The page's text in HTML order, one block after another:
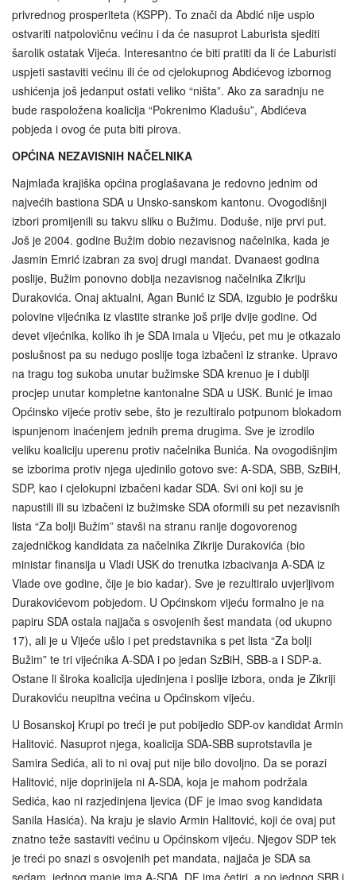
privrednog prosperiteta (KSPP). To znači da Abdić nije uspio
ostvariti natpolovičnu većinu i da će nasuprot Laburista sjediti
šarolik ostatak Vijeća. Interesantno će biti pratiti da li će Laburisti
uspjeti sastaviti većinu ili će od cjelokupnog Abdićevog izbornog
ushićenja još jedanput ostati veliko “ništa”. Ako za saradnju ne
bude raspoložena koalicija “Pokrenimo Kladušu”, Abdićeva
pobjeda i ovog će puta biti pirova.
OPĆINA NEZAVISNIH NAČELNIKA
Najmlađa krajiška općina proglašavana je redovno jednim od
najvećih bastiona SDA u Unsko-sanskom kantonu. Ovogodišnji
izbori promijenili su takvu sliku o Bužimu. Doduše, nije prvi put.
Još je 2004. godine Bužim dobio nezavisnog načelnika, kada je
Jasmin Emrić izabran za svoj drugi mandat. Dvanaest godina
poslije, Bužim ponovno dobija nezavisnog načelnika Zikriju
Durakovića. Onaj aktualni, Agan Bunić iz SDA, izgubio je podršku
polovine vijećnika iz vlastite stranke još prije dvije godine. Od
devet vijećnika, koliko ih je SDA imala u Vijeću, pet mu je otkazalo
poslušnost pa su nedugo poslije toga izbačeni iz stranke. Upravo
na tragu tog sukoba unutar bužimske SDA krenuo je i dublji
procjep unutar kompletne kantonalne SDA u USK. Bunić je imao
Općinsko vijeće protiv sebe, što je rezultiralo potpunom blokadom
ispunjenom inaćenjem jednih prema drugima. Sve je izrodilo
veliku koaliciju uperenu protiv načelnika Bunića. Na ovogodišnjim
se izborima protiv njega ujedinilo gotovo sve: A-SDA, SBB, SzBiH,
SDP, kao i cjelokupni izbačeni kadar SDA. Svi oni koji su je
napustili ili su izbačeni iz bužimske SDA oformili su pet nezavisnih
lista “Za bolji Bužim” stavši na stranu ranije dogovorenog
zajedničkog kandidata za načelnika Zikrije Durakovića (bio
ministar finansija u Vladi USK do trenutka izbacivanja A-SDA iz
Vlade ove godine, čije je bio kadar). Sve je rezultiralo uvjerljivom
Durakovićevom pobjedom. U Općinskom vijeću formalno je na
papiru SDA ostala najjača s osvojenih šest mandata (od ukupno
17), ali je u Vijeće ušlo i pet predstavnika s pet lista “Za bolji
Bužim” te tri vijećnika A-SDA i po jedan SzBiH, SBB-a i SDP-a.
Ostane li široka koalicija ujedinjena i poslije izbora, onda je Zikriji
Durakoviću neupitna većina u Općinskom vijeću.
U Bosanskoj Krupi po treći je put pobijedio SDP-ov kandidat Armin
Halitović. Nasuprot njega, koalicija SDA‑SBB suprotstavila je
Samira Sedića, ali to ni ovaj put nije bilo dovoljno. Da se porazi
Halitović, nije doprinijela ni A-SDA, koja je mahom podržala
Sedića, kao ni razjedinjena ljevica (DF je imao svog kandidata
Sanila Hasića). Na kraju je slavio Armin Halitović, koji će ovaj put
znatno teže sastaviti većinu u Općinskom vijeću. Njegov SDP tek
je treći po snazi s osvojenih pet mandata, najjača je SDA sa
sedam, jednog manje ima A-SDA, DF ima četiri, a po jednog SBB i